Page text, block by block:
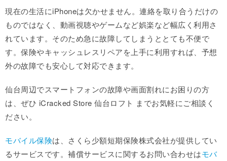
現在の生活にiPhoneは欠かせません。連絡を取り合うだけの
ものではなく、動画視聴やゲームなど娯楽など幅広く利用さ
れています。そのため急に故障してしまうととても不便で
す。保険やキャッシュレスリペアを上手に利用すれば、予想
外の故障でも安心して対応できます。
仙台周辺でスマートフォンの故障や画面割れにお困りの方
は、ぜひ iCracked Store 仙台ロフト までお気軽にご相談く
ださい。
モバイル保険は、さくら少額短期保険株式会社が提供してい
るサービスです。補償サービスに関するお問い合わせはモバ